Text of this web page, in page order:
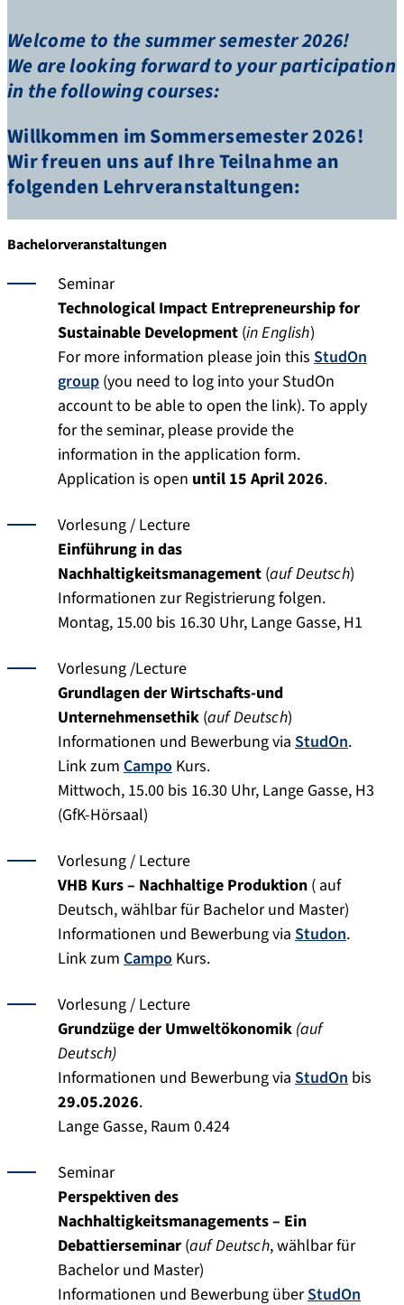
Welcome to the summer semester 2026!
We are looking forward to your participation
in the following courses:
Willkommen im Sommersemester 2026!
Wir freuen uns auf Ihre Teilnahme an
folgenden Lehrveranstaltungen:
Bachelorveranstaltungen
Seminar
Technological Impact Entrepreneurship for
Sustainable Development (in English)
For more information please join this StudOn
group (you need to log into your StudOn
account to be able to open the link). To apply
for the seminar, please provide the
information in the application form.
Application is open until 15 April 2026.
Vorlesung / Lecture
Einführung in das
Nachhaltigkeitsmanagement (auf Deutsch)
Informationen zur Registrierung folgen.
Montag, 15.00 bis 16.30 Uhr, Lange Gasse, H1
Vorlesung /Lecture
Grundlagen der Wirtschafts-und
Unternehmensethik (auf Deutsch)
Informationen und Bewerbung via StudOn.
Link zum Campo Kurs.
Mittwoch, 15.00 bis 16.30 Uhr, Lange Gasse, H3
(GfK-Hörsaal)
Vorlesung / Lecture
VHB Kurs – Nachhaltige Produktion ( auf
Deutsch, wählbar für Bachelor und Master)
Informationen und Bewerbung via Studon.
Link zum Campo Kurs.
Vorlesung / Lecture
Grundzüge der Umweltökonomik (auf
Deutsch)
Informationen und Bewerbung via StudOn bis
29.05.2026.
Lange Gasse, Raum 0.424
Seminar
Perspektiven des
Nachhaltigkeitsmanagements – Ein
Debattierseminar (auf Deutsch, wählbar für
Bachelor und Master)
Informationen und Bewerbung überStudOn